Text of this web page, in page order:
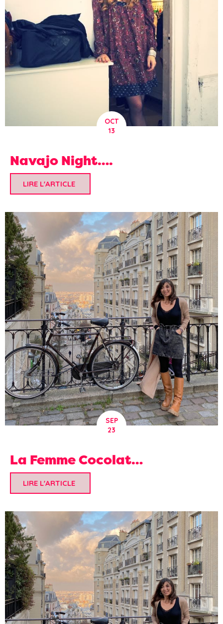
OCT
13
Navajo Night….
LIRE L'ARTICLE
SEP
23
La Femme Cocolat…
LIRE L'ARTICLE